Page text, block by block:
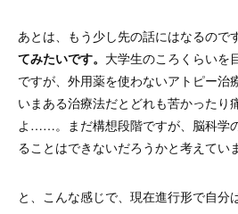
あとは、もう少し先の話にはなるのです
てみたいです。 大学生のころくらいを
ですが、外用薬を使わないアトピー治
いまある治療法だとどれも苦かったり
よ……。まだ構想段階ですが、脳科学
ることはできないだろうかと考えてい
と、こんな感じで、現在進行形で自分